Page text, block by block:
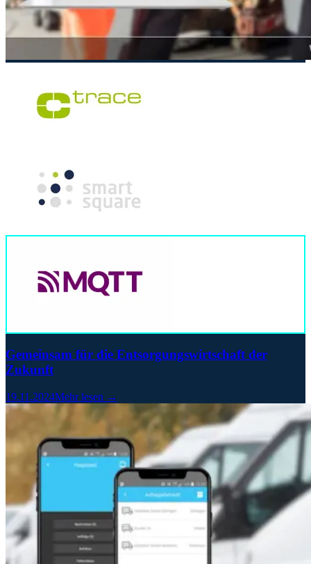
Gemeinsam für die Entsorgungswirtschaft der
Zukunft
19.11.2024Mehr lesen →